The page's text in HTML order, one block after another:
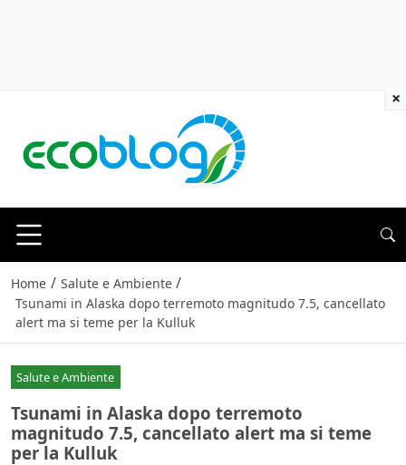
Home / Salute e Ambiente /
Tsunami in Alaska dopo terremoto magnitudo 7.5, cancellato
alert ma si teme per la Kulluk
Salute e Ambiente
Tsunami in Alaska dopo terremoto
magnitudo 7.5, cancellato alert ma si teme
per la Kulluk
×